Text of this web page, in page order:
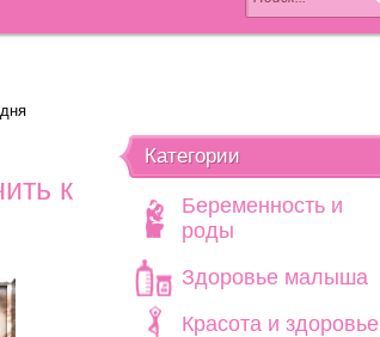
к
Категории
Беременность и
роды
Здоровье малыша
Красота и здоровье